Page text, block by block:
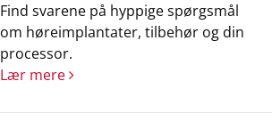
Find svarene på hyppige spørgsmål
om høreimplantater, tilbehør og din
processor.
Lær mere